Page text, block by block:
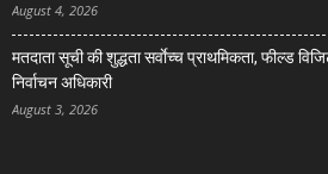
August 4, 2026
मतदाता सूची की शुद्धता सर्वाेच्च प्राथमिकता, फील्ड
निर्वाचन अधिकारी
August 3, 2026